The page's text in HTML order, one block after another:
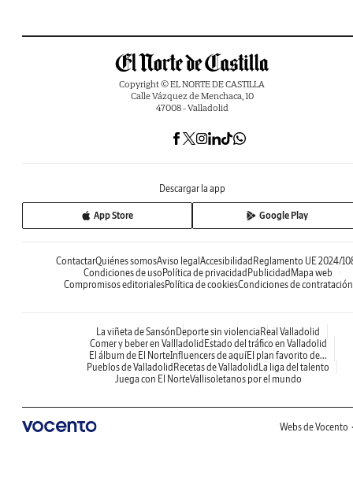
Copyright © EL NORTE DE CASTILLA
Calle Vázquez de Menchaca, 10
47008 - Valladolid
Descargar la app
App Store Google Play
ContactarQuiénes somosAviso legal Accesibilidad Reglamento UE 2024/
Condiciones de uso Política de privacidad Publicidad Mapa web
Compromisos editorialesPolítica de cookiesCondiciones de contratación
La viñeta de Sansón Deporte sin violencia Real Valladolid
Comer y beber en Vallladolid Estado del tráfico en Valladolid
El álbum de El NorteInfluencers de aquíEl plan favorito de...
Pueblos de Valladolid Recetas de Valladolid La liga del talento
Juega con El NorteVallisoletanos por el mundo
Webs de Vocento